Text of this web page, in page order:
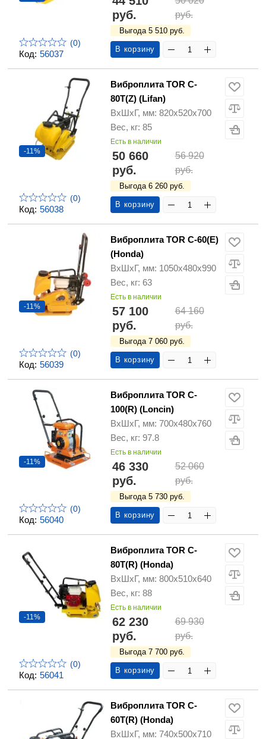
Код: 56037
(0)
руб.
руб.
Выгода 5 510 руб.
В корзину
Код: 56038
-11%
(0)
Виброплита TOR C-
80T(Z) (Lifan)
ВхШхГ, мм: 820х520х700
Вес, кг: 85
Есть в наличии
50 660
руб.
56 920
руб.
Выгода 6 260 руб.
В корзину
Код: 56039
-11%
(0)
Виброплита TOR C-60(E)
(Honda)
ВхШхГ, мм: 1050х480х990
Вес, кг: 63
Есть в наличии
57 100
руб.
64 160
руб.
Выгода 7 060 руб.
В корзину
Код: 56040
-11%
(0)
Виброплита TOR C-
100(R) (Loncin)
ВхШхГ, мм: 700х480х760
Вес, кг: 97.8
Есть в наличии
46 330
руб.
52 060
руб.
Выгода 5 730 руб.
В корзину
Код: 56041
-11%
(0)
Виброплита TOR C-
80T(R) (Honda)
ВхШхГ, мм: 800х510х640
Вес, кг: 88
Есть в наличии
62 230
руб.
69 930
руб.
Выгода 7 700 руб.
В корзину
Виброплита TOR C-
60T(R) (Honda)
ВхШхГ, мм: 740x500x710